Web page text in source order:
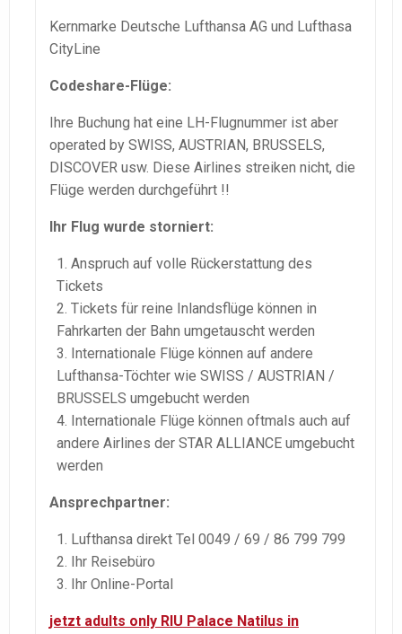
Kernmarke Deutsche Lufthansa AG und Lufthasa
CityLine
Codeshare-Flüge:
Ihre Buchung hat eine LH-Flugnummer ist aber
operated by SWISS, AUSTRIAN, BRUSSELS,
DISCOVER usw. Diese Airlines streiken nicht, die
Flüge werden durchgeführt !!
Ihr Flug wurde storniert:
Anspruch auf volle Rückerstattung des
Tickets
Tickets für reine Inlandsflüge können in
Fahrkarten der Bahn umgetauscht werden
Internationale Flüge können auf andere
Lufthansa-Töchter wie SWISS / AUSTRIAN /
BRUSSELS umgebucht werden
Internationale Flüge können oftmals auch auf
andere Airlines der STAR ALLIANCE umgebucht
werden
Ansprechpartner:
Lufthansa direkt Tel 0049 / 69 / 86 799 799
Ihr Reisebüro
Ihr Online-Portal
jetzt adults only RIU Palace Natilus in